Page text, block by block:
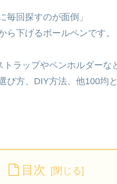
毎回探すのが面倒」
ら下げるボールペンです。
ラップやペンホルダーな
び方、DIY方法、他100均
目次